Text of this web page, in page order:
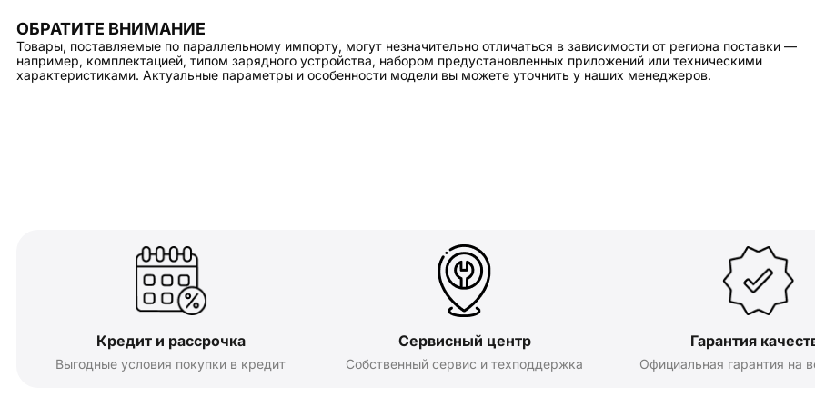
ОБРАТИТЕ ВНИМАНИЕ
Товары, поставляемые по параллельному импорту, могут незначительно отличаться в зависимости от региона поставки —
например, комплектацией, типом зарядного устройства, набором предустановленных приложений или техническими
характеристиками. Актуальные параметры и особенности модели вы можете уточнить у наших менеджеров.
Кредит и рассрочка
Выгодные условия покупки в кредит
Сервисный центр
Собственный сервис и техподдержка
Гарантия
Официальная гарантия на